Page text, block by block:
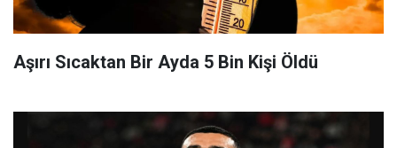
Aşırı Sıcaktan Bir Ayda 5 Bin Kişi Öldü